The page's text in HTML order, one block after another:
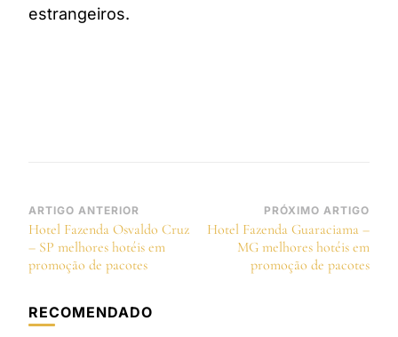
estrangeiros.
Navegação
de
post
ARTIGO ANTERIOR
Hotel Fazenda Osvaldo Cruz
– SP melhores hotéis em
promoção de pacotes
PRÓXIMO ARTIGO
Hotel Fazenda Guaraciama –
MG melhores hotéis em
promoção de pacotes
RECOMENDADO